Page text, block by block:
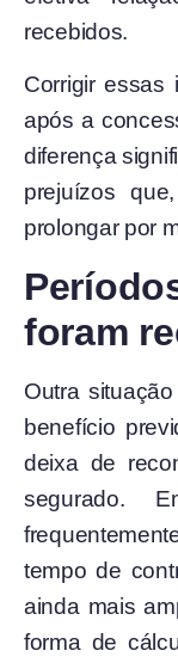
recebidos.
Corrigir essas
após a
diferença
prejuízos
prolongar por
foram
Outra
benefício
deixa de
segurado.
tempo de
ainda mais
forma de